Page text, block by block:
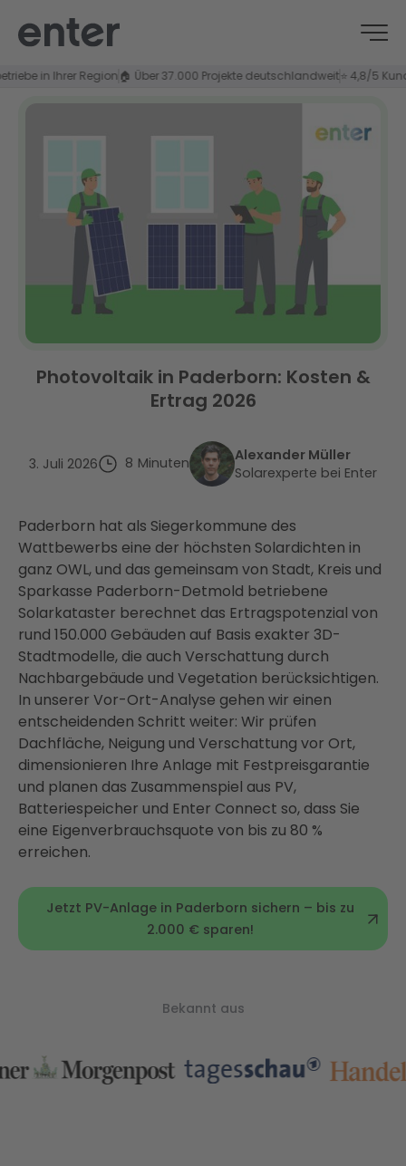
in Ihrer Region🏠 Über 37.000 Projekte deutschlandweit⭐ 4,8/5
Photovoltaik in Paderborn: Kosten &
Ertrag 2026
3. Juli 2026 8 Minuten
Alexander Müller
Solarexperte bei Enter
Paderborn hat als Siegerkommune des
Wattbewerbs eine der höchsten Solardichten in
ganz OWL, und das gemeinsam von Stadt, Kreis und
Sparkasse Paderborn-Detmold betriebene
Solarkataster berechnet das Ertragspotenzial von
rund 150.000 Gebäuden auf Basis exakter 3D-
Stadtmodelle, die auch Verschattung durch
Nachbargebäude und Vegetation berücksichtigen.
In unserer Vor-Ort-Analyse gehen wir einen
entscheidenden Schritt weiter: Wir prüfen
Dachfläche, Neigung und Verschattung vor Ort,
dimensionieren Ihre Anlage mit Festpreisgarantie
und planen das Zusammenspiel aus PV,
Batteriespeicher und Enter Connect so, dass Sie
eine Eigenverbrauchsquote von bis zu 80 %
erreichen.
Jetzt PV-Anlage in Paderborn sichern – bis zu
2.000 € sparen!
Bekannt aus